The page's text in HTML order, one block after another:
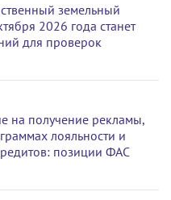
земельный
2026 года станет
для проверок
на получение рекламы,
лояльности и
позиции ФАС